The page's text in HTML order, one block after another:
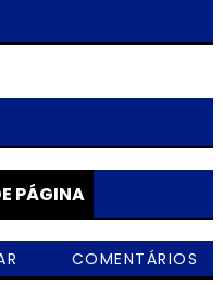
PÁGINA
COMENTÁRIOS